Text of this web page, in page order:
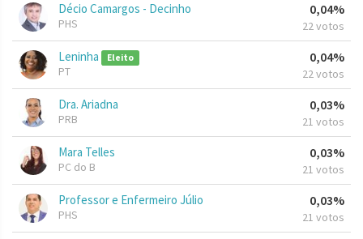
Décio Camargos - Decinho
PHS
0,04%
22 votos
Leninha Eleito
PT
0,04%
22 votos
Dra. Ariadna
PRB
0,03%
21 votos
Mara Telles
PC do B
0,03%
21 votos
Professor e Enfermeiro Júlio
PHS
0,03%
21 votos